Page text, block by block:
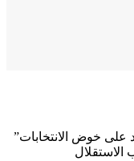
على خوض الانتخابات”